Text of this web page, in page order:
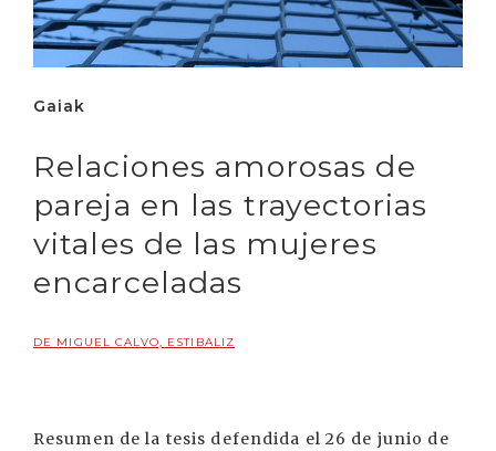
Gaiak
Relaciones amorosas de
pareja en las trayectorias
vitales de las mujeres
encarceladas
DE MIGUEL CALVO, ESTIBALIZ
Resumen de la tesis defendida el 26 de junio de